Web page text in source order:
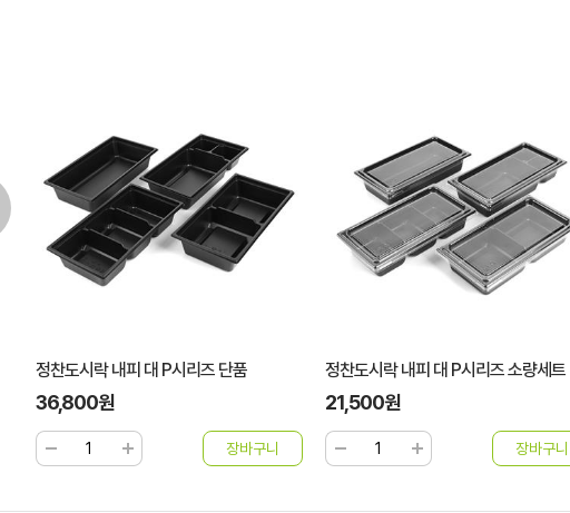
정찬도시락 내피 대 P시리즈 단품
36,800원
정찬도시락 내피 대 P시리즈 소량세트
21,500원